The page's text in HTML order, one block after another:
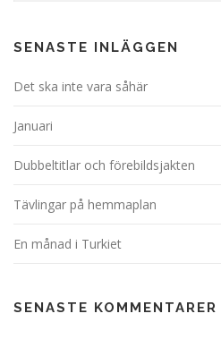
SENASTE INLÄGGEN
Det ska inte vara såhär
Januari
Dubbeltitlar och förebildsjakten
Tävlingar på hemmaplan
En månad i Turkiet
SENASTE KOMMENTARER